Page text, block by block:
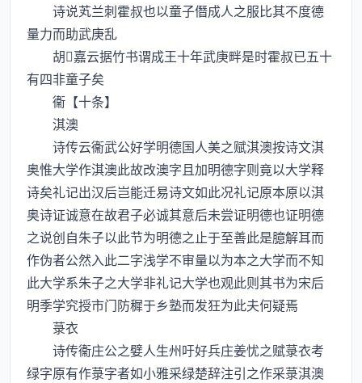
诗说芄兰刺霍叔也以童子僭成人之服比其不度德
量力而助武庚乱
胡嘉云据竹书谓成王十年武庚畔是时霍叔已五十
有四非童子矣
衞【十条】
淇澳
诗传云衞武公好学明德国人美之赋淇澳按诗文淇
奥惟大学作淇澳此故改澳字且加明德字则竟以大学释
诗矣礼记出汉后岂能迁易诗文如此况礼记原本原以淇
奥诗证诚意在故君子必诚其意后未尝证明德也证明德
之说创自朱子以此节为明德之止于至善此是臆解耳而
作伪者公然入此二字浅学不审量以为本之大学而不知
此大学系朱子之大学非礼记大学也观此则其书为宋后
明季学究授市门防穉于乡塾而发狂为此夫何疑焉
菉衣
诗传衞庄公之嬖人生州吁好兵庄姜忧之赋菉衣考
绿字原有作菉字者如小雅采绿楚辞注引之作采菉淇澳